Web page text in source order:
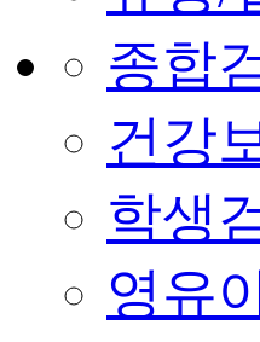
종합
건강
학생
영유